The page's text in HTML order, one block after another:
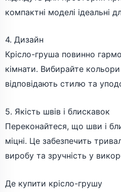
компактні моделі ідеальні
4. Дизайн
Крісло-груша повинно
кімнати. Вибирайте кольори
відповідають стилю та
5. Якість швів і блискавок
Переконайтеся, що шви і
міцні. Це забезпечить
виробу та зручність у
Де купити крісло-грушу